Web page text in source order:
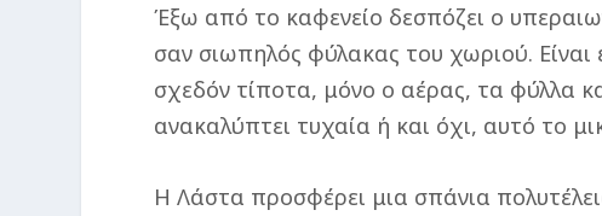
Έξω από το καφενείο δεσπόζει ο
σαν σιωπηλός φύλακας του χωριού.
σχεδόν τίποτα, μόνο ο αέρας, τα φύλλα
ανακαλύπτει τυχαία ή και όχι, αυτό το
Η Λάστα προσφέρει μια σπάνια